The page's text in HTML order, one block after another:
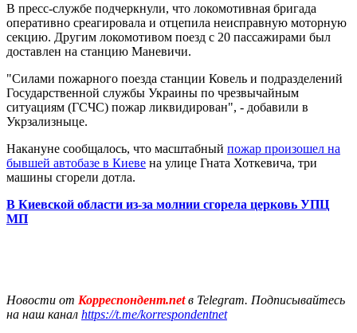
В пресс-службе подчеркнули, что локомотивная бригада
оперативно среагировала и отцепила неисправную моторную
секцию. Другим локомотивом поезд с 20 пассажирами был
доставлен на станцию Маневичи.
"Силами пожарного поезда станции Ковель и подразделений
Государственной службы Украины по чрезвычайным
ситуациям (ГСЧС) пожар ликвидирован", - добавили в
Укрзализныце.
Накануне сообщалось, что масштабный пожар произошел на
бывшей автобазе в Киеве на улице Гната Хоткевича, три
машины сгорели дотла.
В Киевской области из-за молнии сгорела церковь УПЦ
МП
Новости от Корреспондент.netв Telegram. Подписывайтесь
на наш канал https://t.me/korrespondentnet